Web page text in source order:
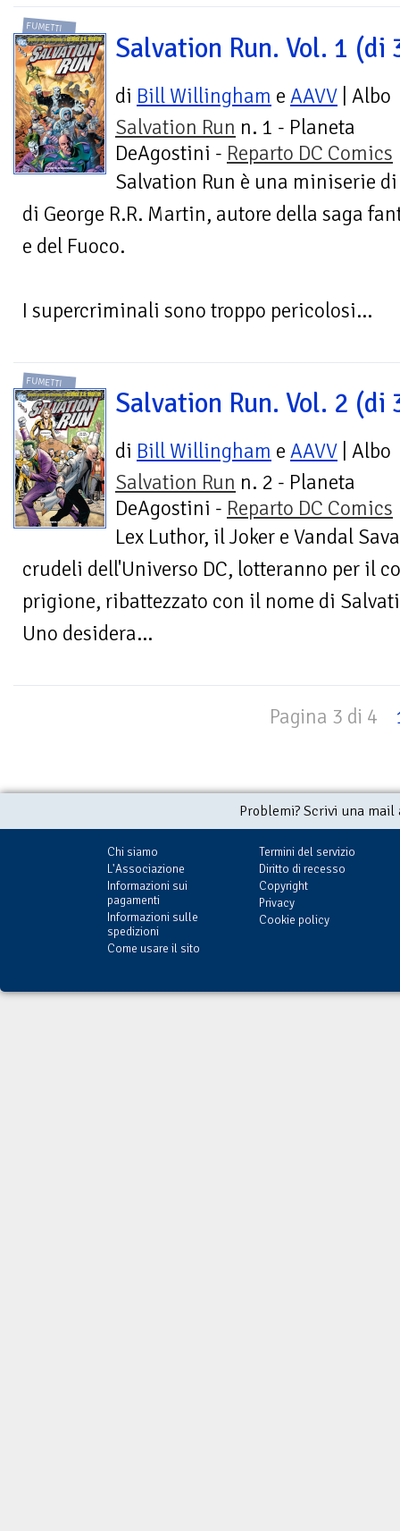
FUMETTI
Salvation Run. Vol. 1 (di
di Bill Willingham e AAVV | Albo
Salvation Run n. 1 - Planeta
DeAgostini - Reparto DC Comics
Salvation Run è una miniserie
di George R.R. Martin, autore della saga
e del Fuoco.
I supercriminali sono troppo pericolosi...
FUMETTI
Salvation Run. Vol. 2 (di
di Bill Willingham e AAVV | Albo
Salvation Run n. 2 - Planeta
DeAgostini - Reparto DC Comics
Lex Luthor, il Joker e Vandal
crudeli dell'Universo DC, lotteranno per il
prigione, ribattezzato con il nome di
Uno desidera...
Pagina 3 di 4
Problemi? Scrivi una
Chi siamo
L'Associazione
Informazioni sui
pagamenti
Informazioni sulle
spedizioni
Come usare il sito
Termini del servizio
Diritto di recesso
Copyright
Privacy
Cookie policy